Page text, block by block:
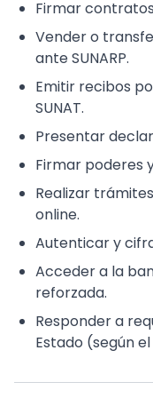
Firmar
Vender o
ante SUNARP.
Emitir recibos
SUNAT.
Presentar
Firmar poderes
Realizar
online.
Autenticar y
Acceder a la
reforzada.
Responder a
Estado (según